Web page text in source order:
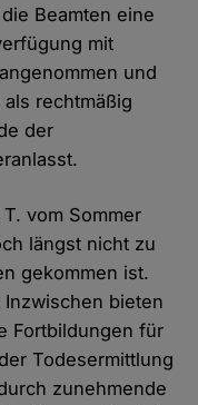
Beamten eine
mit
und
rechtmäßig
der
vom Sommer
längst nicht zu
gekommen ist.
bieten
Fortbildungen für
Todesermittlung
zunehmende